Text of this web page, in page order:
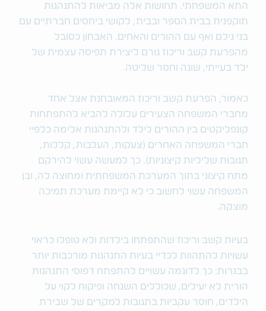
התא המשפחתי. תחושות אלה מביאות להתנהגות
תוקפנית בבית הספר ובבית, לקושי ביחסים חברתיים עם
בני גילם ואף עם ההורים והאחים. האבחון כסובל
מהפרעת קשב וריכוז גורם ליצירת תפיסה עצמית של
ילד בעייתי, שונה וחסר שליטה.
כאמור, הפרעת קשב וריכוז המאובחנת אצל אחד
מחברי המשפחה הצעירים עלולה להביא להתפתחות
קונפליקטים בין ההורים לילד ולהתנהגות אלימה כלפיי
חברי המשפחה האחרים (צעקות, העלבות, קללות,
תגובות שליליות קיצוניות). כך למעשה עשוי להירקם
מתח קיצוני בתוך המערכת המשפחתית ומחוצה לה, ובן
המשפחה עשוי לחשוב כי לא קיימת מערכת תמיכה
מוצקה.
בעיות קשב וריכוז שהתפתחו בילדות ולא טופלו כראוי
עשויות להתהוות לכדיי בעיות התנהגות מורכבות יותר
בבגרות: כך לדוגמה עשויים להתפתח דפוסי התנהגות
הורית לא יעילים, שכוללים השגחה ופיקוח לקוי על
הילדים, חוסר עקביות בתגובות למקרים של שבירת